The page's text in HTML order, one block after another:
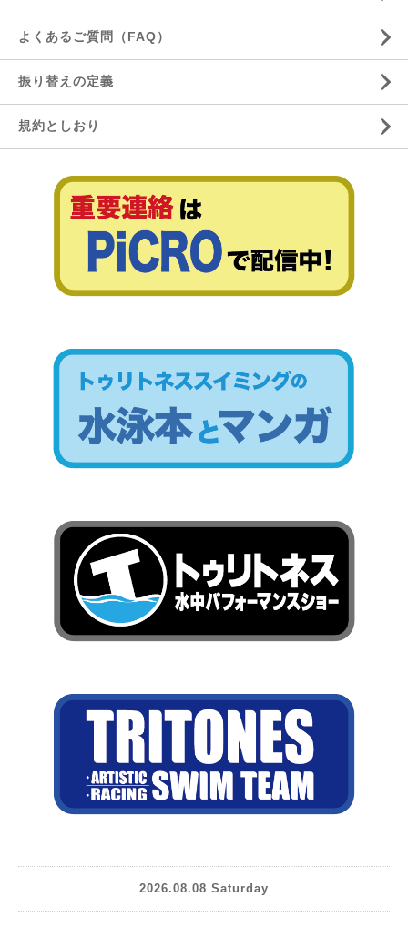
よくあるご質問（FAQ）
振り替えの定義
規約としおり
2026.08.08 Saturday